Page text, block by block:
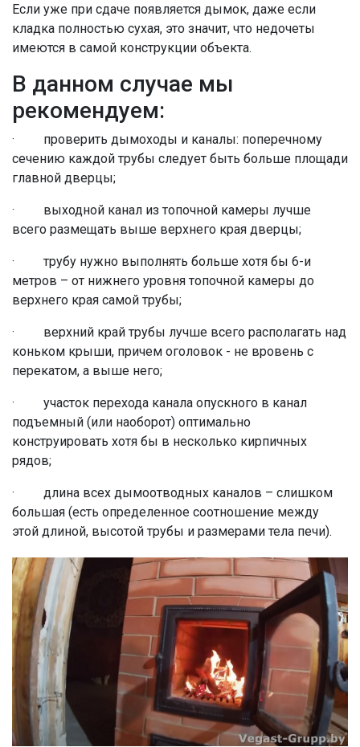
Если уже при сдаче появляется дымок, даже если
кладка полностью сухая, это значит, что недочеты
имеются в самой конструкции объекта.
В данном случае мы
рекомендуем:
· проверить дымоходы и каналы: поперечному
сечению каждой трубы следует быть больше площади
главной дверцы;
· выходной канал из топочной камеры лучше
всего размещать выше верхнего края дверцы;
· трубу нужно выполнять больше хотя бы 6-и
метров – от нижнего уровня топочной камеры до
верхнего края самой трубы;
· верхний край трубы лучше всего располагать над
коньком крыши, причем оголовок - не вровень с
перекатом, а выше него;
· участок перехода канала опускного в канал
подъемный (или наоборот) оптимально
конструировать хотя бы в несколько кирпичных
рядов;
· длина всех дымоотводных каналов – слишком
большая (есть определенное соотношение между
этой длиной, высотой трубы и размерами тела печи).